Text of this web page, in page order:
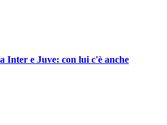
Inter e Juve: con lui c'è anche